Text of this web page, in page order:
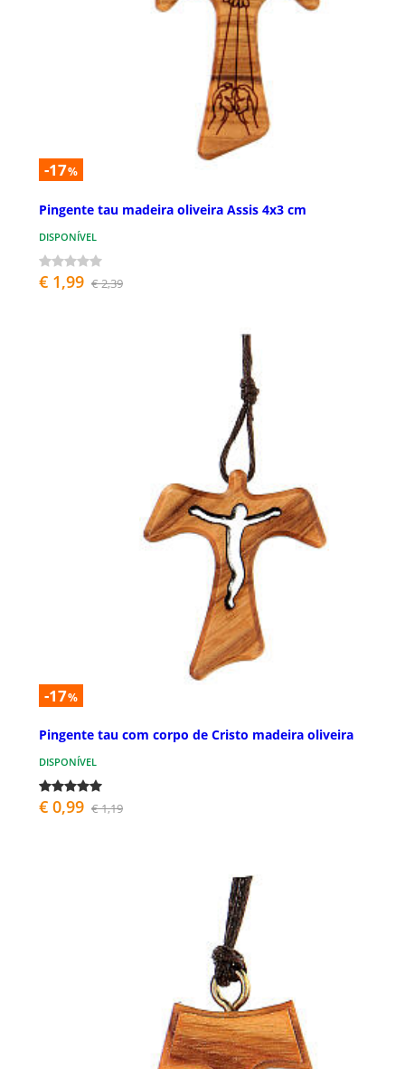
-17%
Pingente tau madeira oliveira Assis 4x3 cm
DISPONÍVEL
€ 1,99 € 2,39
-17%
Pingente tau com corpo de Cristo madeira oliveira
DISPONÍVEL
€ 0,99 € 1,19